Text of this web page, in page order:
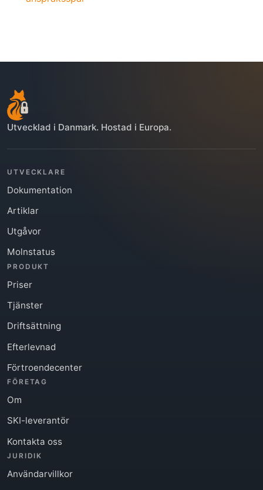
Utvecklad i Danmark. Hostad i Europa.
UTVECKLARE
Dokumentation
Artiklar
Utgåvor
Molnstatus
PRODUKT
Priser
Tjänster
Driftsättning
Efterlevnad
Förtroendecenter
FÖRETAG
Om
SKI-leverantör
Kontakta oss
JURIDIK
Användarvillkor